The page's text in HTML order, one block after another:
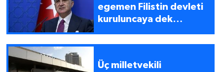
egemen Filistin devleti
kuruluncaya dek
sürdüreceğiz
Üç milletvekili